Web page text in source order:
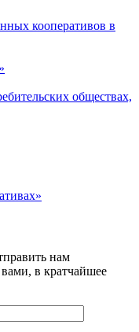
обществах,
нам
в кратчайшее